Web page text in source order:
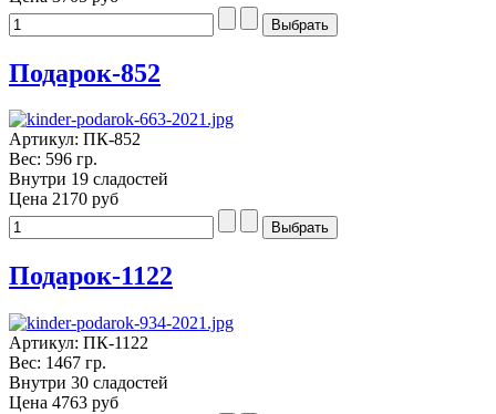
Подарок-852
Артикул: ПК-852
Вес: 596 гр.
Внутри 19 сладостей
Цена 2170 руб
Подарок-1122
Артикул: ПК-1122
Вес: 1467 гр.
Внутри 30 сладостей
Цена 4763 руб